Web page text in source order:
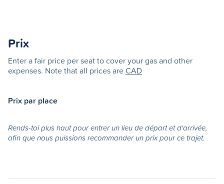
Prix
Enter a fair price per seat to cover your gas and other
expenses. Note that all prices areCAD
Prix par place
Rends-toi plus haut pour entrer un lieu de départ et d'arrivée,
afin que nous puissions recommander un prix pour ce trajet.